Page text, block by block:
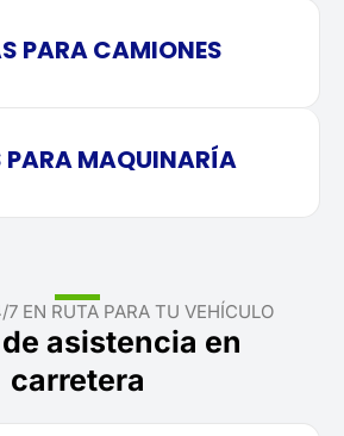
PARA CAMIONES
PARA MAQUINARÍA
7 EN RUTA PARA TU VEHÍCULO
asistencia en
carretera